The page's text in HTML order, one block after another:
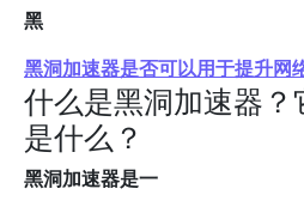
黑
黑洞加速器是否可以用于提升网
什么是黑洞加速器
是什么？
黑洞加速器是一